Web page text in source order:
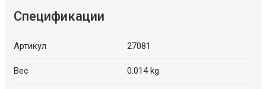
Спецификации
Артикул 27081
Вес 0.014 kg.